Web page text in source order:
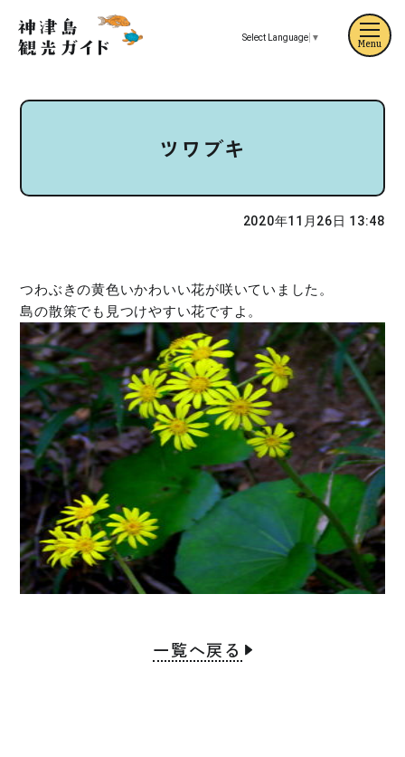
Select Language ▼
ツワブキ
2020年11月26日 13:48
つわぶきの黄色いかわいい花が咲いていました。
島の散策でも見つけやすい花ですよ。
一覧へ戻る
Menu